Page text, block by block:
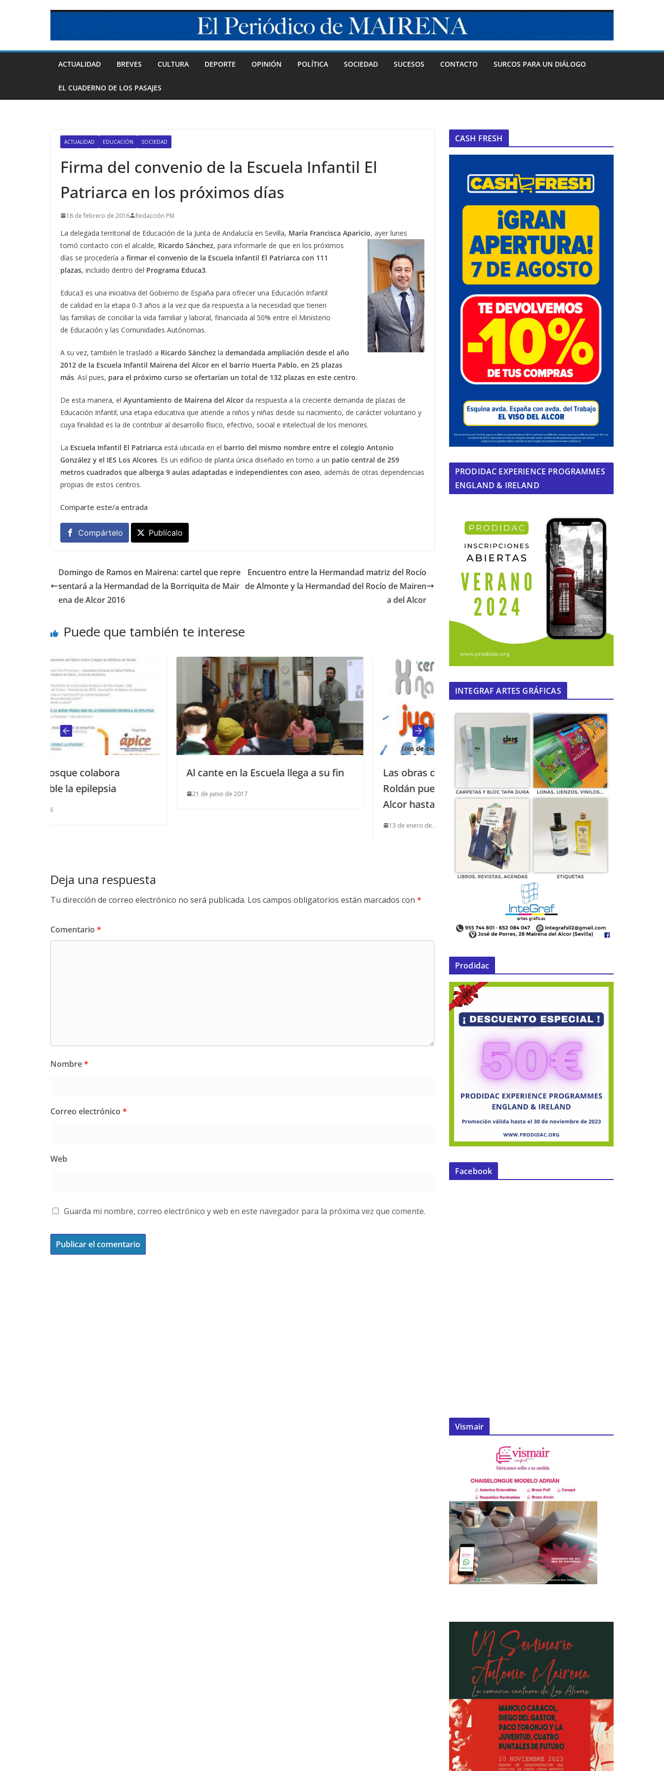
ACTUALIDAD BREVES CULTURA DEPORTE OPINIÓN POLÍTICA SOCIEDAD SUCESOS CONTACTO SURCOS PARA UN DIÁLOGO
EL CUADERNO DE LOS PASAJES
ACTUALIDAD EDUCACIÓN SOCIEDAD
Firma del convenio de la Escuela Infantil El
Patriarca en los próximos días
16 de febrero de 2016 Redacción PM
La delegada territorial de Educación de la Junta de Andalucía en Sevilla, María Francisca Aparicio, ayer lunes
tomó contacto con el alcalde, Ricardo Sánchez, para informarle de que en los próximos
días se procedería a firmar el convenio de la Escuela Infantil El Patriarca con 111
plazas, incluido dentro del Programa Educa3.
Educa3 es una iniciativa del Gobierno de España para ofrecer una Educación Infantil
de calidad en la etapa 0-3 años a la vez que da respuesta a la necesidad que tienen
las familias de conciliar la vida familiar y laboral, financiada al 50% entre el Ministerio
de Educación y las Comunidades Autónomas.
A su vez, también le trasladó a Ricardo Sánchez la demandada ampliación desde el año
2012 de la Escuela Infantil Mairena del Alcor en el barrio Huerta Pablo, en 25 plazas
más. Así pues, para el próximo curso se ofertarían un total de 132 plazas en este centro.
De esta manera, el Ayuntamiento de Mairena del Alcor da respuesta a la creciente demanda de plazas de
Educación Infantil; una etapa educativa que atiende a niños y niñas desde su nacimiento, de carácter voluntario y
cuya finalidad es la de contribuir al desarrollo físico, efectivo, social e intelectual de los menores.
La Escuela Infantil El Patriarca está ubicada en el barrio del mismo nombre entre el colegio Antonio
González y el IES Los Alcores. Es un edificio de planta única diseñado en torno a un patio central de 259
metros cuadrados que alberga 9 aulas adaptadas e independientes con aseo, además de otras dependencias
propias de estos centros.
Comparte este/a entrada
Compártelo Publícalo
Domingo de Ramos en Mairena: cartel que repre
sentará a la Hermandad de la Borriquita de Mair
ena de Alcor 2016
Encuentro entre la Hermandad matriz del Rocío
de Almonte y la Hermandad del Rocío de Mairen
a del Alcor
Puede que también te interese
Al cante en la Escuela llega a su fin
21 de junio de 2017
Las obras del último concurso Juan
Roldán pueden verse en El Viso del
Alcor hasta fin de mes
Vicente del Bosque colabora
haciendo visible la epilepsia
23 de mayo de 2016
Deja una respuesta
Tu dirección de correo electrónico no será publicada. Los campos obligatorios están marcados con *
Comentario *
Nombre*
Correo electrónico *
Web
Guarda mi nombre, correo electrónico y web en este navegador para la próxima vez que comente.
CASH FRESH
PRODIDAC EXPERIENCE PROGRAMMES
ENGLAND & IRELAND
INTEGRAF ARTES GRÁFICAS
Prodidac
Facebook
Vismair